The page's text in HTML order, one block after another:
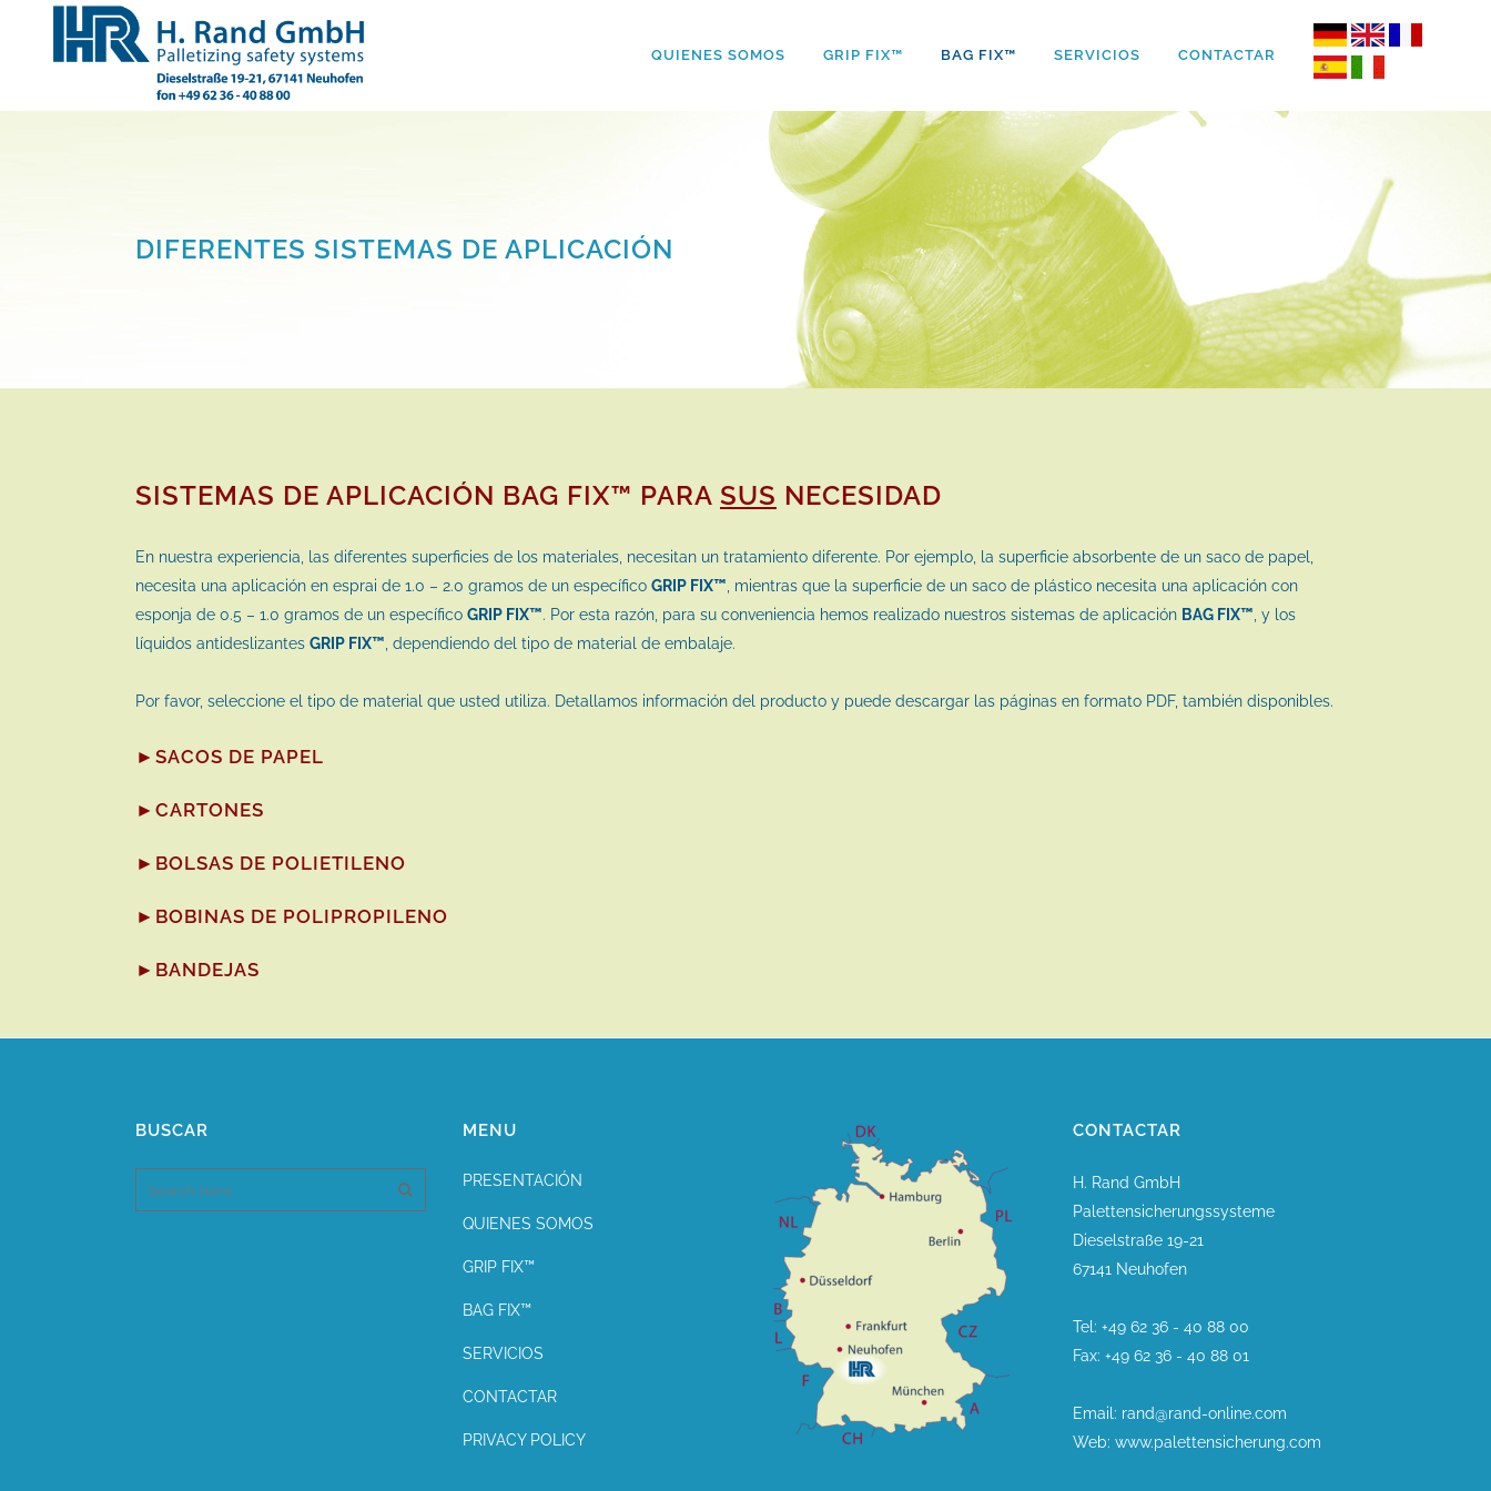
QUIENES SOMOS GRIP FIX™ BAG FIX™ SERVICIOS CONTACTAR
DIFERENTES SISTEMAS DE APLICACIÓN
SISTEMAS DE APLICACIÓN BAG FIX™ PARA SUS NECESIDAD
En nuestra experiencia, las diferentes superficies de los materiales, necesitan un tratamiento diferente. Por ejemplo, la superficie absorbente de un saco de papel,
necesita una aplicación en esprai de 1.0 – 2.0 gramos de un específico GRIP FIX™ , mientras que la superficie de un saco de plástico necesita una aplicación con
esponja de 0.5 – 1.0 gramos de un específico GRIP FIX™. Por esta razón, para su conveniencia hemos realizado nuestros sistemas de aplicación BAG FIX™ , y los
líquidos antideslizantes GRIP FIX™ , dependiendo del tipo de material de embalaje.
Por favor, seleccione el tipo de material que usted utiliza. Detallamos información del producto y puede descargar las páginas en formato PDF, también disponibles.
►SACOS DE PAPEL
►CARTONES
►BOLSAS DE POLIETILENO
►BOBINAS DE POLIPROPILENO
►BANDEJAS
BUSCAR MENU
PRESENTACIÓN
QUIENES SOMOS
GRIP FIX™
BAG FIX™
SERVICIOS
CONTACTAR
PRIVACY POLICY
CONTACTAR
H. Rand GmbH
Palettensicherungssysteme
Dieselstraße 19-21
67141 Neuhofen
Tel: +49 62 36 - 40 88 00
Fax: +49 62 36 - 40 88 01
Email: rand@rand-online.com
Web: www.palettensicherung.com